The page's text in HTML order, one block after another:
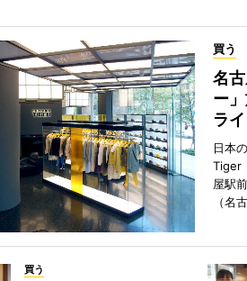
買う
名
ー
ラ
日本
Tiger
屋駅
（名
買う